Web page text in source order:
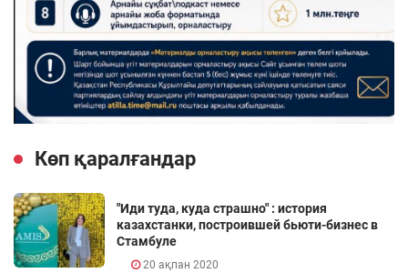
Көп қаралғандар
"Иди туда, куда страшно" : история
казахстанки, построившей бьюти-бизнес в
Стамбуле
20 ақпан 2020